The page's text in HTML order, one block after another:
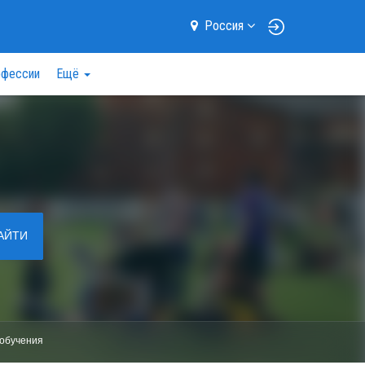
Россия
Ещё